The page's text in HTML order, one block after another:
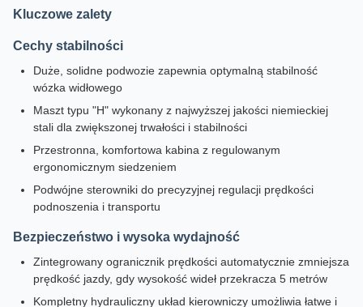
Kluczowe zalety
Cechy stabilności
Duże, solidne podwozie zapewnia optymalną stabilność
wózka widłowego
Maszt typu "H" wykonany z najwyższej jakości niemieckiej
stali dla zwiększonej trwałości i stabilności
Przestronna, komfortowa kabina z regulowanym
ergonomicznym siedzeniem
Podwójne sterowniki do precyzyjnej regulacji prędkości
podnoszenia i transportu
Bezpieczeństwo i wysoka wydajność
Zintegrowany ogranicznik prędkości automatycznie zmniejsza
prędkość jazdy, gdy wysokość wideł przekracza 5 metrów
Kompletny hydrauliczny układ kierowniczy umożliwia łatwe i